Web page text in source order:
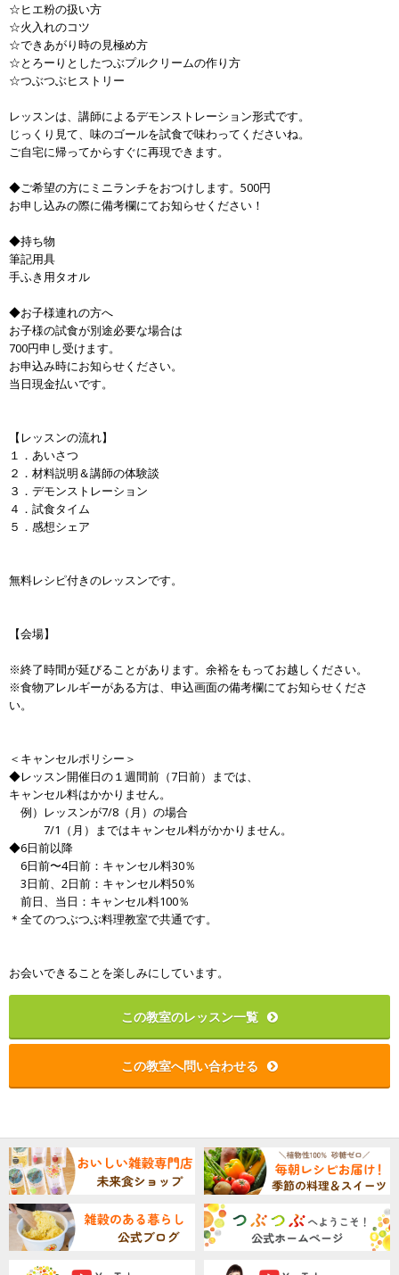
☆ヒエ粉の扱い方
☆火入れのコツ
☆できあがり時の見極め方
☆とろーりとしたつぶプルクリームの作り方
☆つぶつぶヒストリー
レッスンは、講師によるデモンストレーション形式です。
じっくり見て、味のゴールを試食で味わってくださいね。
ご自宅に帰ってからすぐに再現できます。
◆ご希望の方にミニランチをおつけします。500円
お申し込みの際に備考欄にてお知らせください！
◆持ち物
筆記用具
手ふき用タオル
◆お子様連れの方へ
お子様の試食が別途必要な場合は
700円申し受けます。
お申込み時にお知らせください。
当日現金払いです。
【レッスンの流れ】
１．あいさつ
２．材料説明＆講師の体験談
３．デモンストレーション
４．試食タイム
５．感想シェア
無料レシピ付きのレッスンです。
【会場】
※終了時間が延びることがあります。余裕をもってお越しください。
※食物アレルギーがある方は、申込画面の備考欄にてお知らせくださ
い。
＜キャンセルポリシー＞
◆レッスン開催日の１週間前（7日前）までは、
キャンセル料はかかりません。
例）レッスンが7/8（月）の場合
7/1（月）まではキャンセル料がかかりません。
◆6日前以降
6日前〜4日前：キャンセル料30％
3日前、2日前：キャンセル料50％
前日、当日：キャンセル料100％
＊全てのつぶつぶ料理教室で共通です。
お会いできることを楽しみにしています。
この教室のレッスン一覧
この教室へ問い合わせる